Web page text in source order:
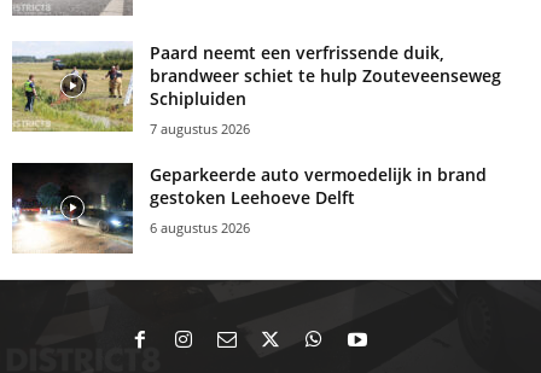
Paard neemt een verfrissende duik,
brandweer schiet te hulp Zouteveenseweg
Schipluiden
7 augustus 2026
Geparkeerde auto vermoedelijk in brand
gestoken Leehoeve Delft
6 augustus 2026